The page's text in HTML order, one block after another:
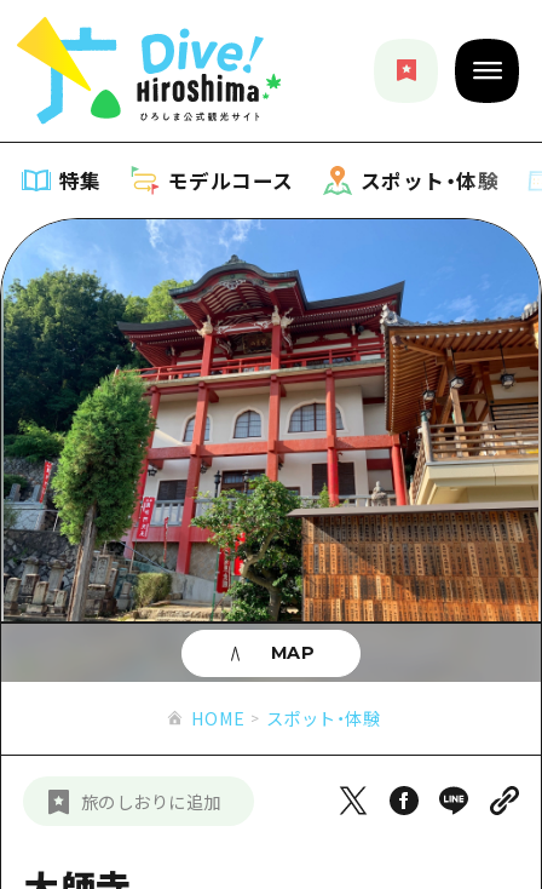
特集 モデルコース スポット・体験
特集
特集一覧
おすすめ
アート
イベント・祭り
グルメ・酒
サイクリング
ショッピング
スポーツ
ナイトライフ
モデルコース
モデルコース一覧
Dive! Hiroshima 公式ガイド
広島もしもトラベル
あたらしい非日常
広島市周辺
安芸
備北
芸北
スポット・体験
スポット・体験一覧
広島市周辺
安芸
備後
備北
芸北
山口県東部
イベント
旬情報
お役立ち情報
お役立ち情報一覧
アクセス
新着情報
HOME スポット・体験
旅のしおりに追加
MAP